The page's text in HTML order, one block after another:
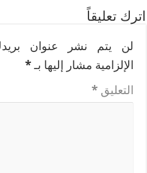
اترك تعليقاً
لن يتم نشر عنوان
الإلزامية مشار إليها بـ*
التعليق*